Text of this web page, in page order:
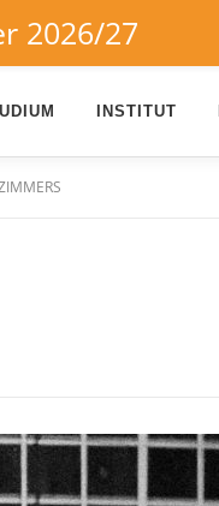
INSTITUT
2026/27